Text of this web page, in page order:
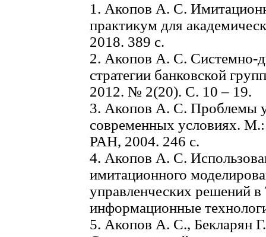
1. Акопов А. С.
практикум для
2018. 389 с.
2. Акопов А. С. Системно-
стратегии банковской
2012. № 2(20). С. 10 – 19.
3. Акопов А. С. Проблемы
современных условиях.
РАН, 2004. 246 с.
4. Акопов А. С.
имитационного
управленческих решений
информационные
5. Акопов А. С., Бекларян